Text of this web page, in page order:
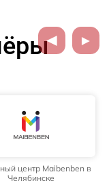
центр Maibenben в
Челябинске